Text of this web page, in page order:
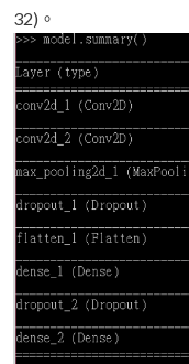
32)。